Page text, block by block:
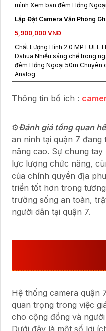
mình Xem ban đêm Hồng
Lắp Đặt Camera Văn Phòng
5,900,000 VNĐ
Chất Lượng Hình 2.0 MP FULL
Dahua Nhiều sáng chế trong
đêm Hồng Ngoại 50m Chuyên
Analog
Thông tin bổ ích :
⚙Đánh giá tổng quan
an ninh tại quận 7
nâng cao. Sự chung
lực lượng chức năng,
của chính quyền địa
triển tốt hơn trong
trường sống an toàn,
người dân tại quận 7.
Hệ thống camera quận
quan trọng trong việc
cho cộng đồng và
Dưới đây là một số lợi